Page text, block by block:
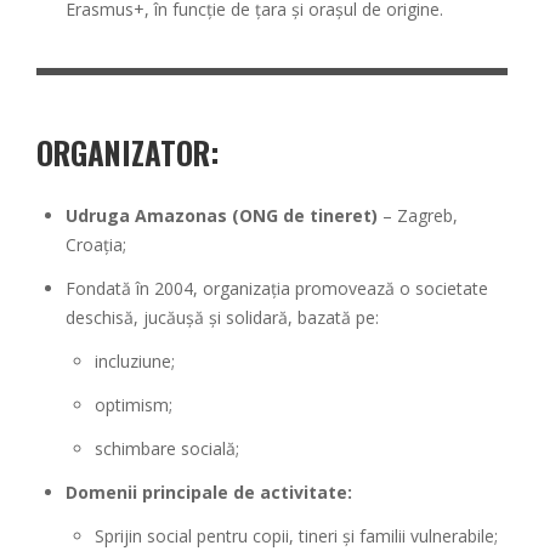
Erasmus+, în funcție de țara și orașul de origine.
ORGANIZATOR:
Udruga Amazonas (ONG de tineret) – Zagreb,
Croația;
Fondată în 2004, organizația promovează o societate
deschisă, jucăușă și solidară, bazată pe:
incluziune;
optimism;
schimbare socială;
Domenii principale de activitate:
Sprijin social pentru copii, tineri și familii vulnerabile;